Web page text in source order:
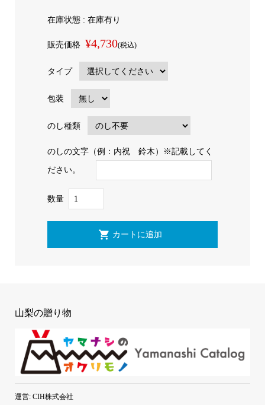
在庫状態 : 在庫有り
販売価格 ¥4,730(税込)
タイプ
包装
のし種類
のしの文字（例：内祝 鈴木）※記載してく
ださい。
数量
山梨の贈り物
運営: CIH株式会社